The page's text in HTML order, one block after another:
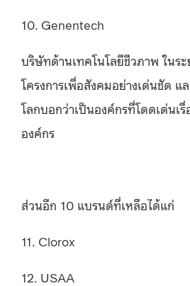
10. Genentech
บริษัทด้านเทคโนโลยีชีวภาพ ในร
โครงการเพื่อสังคมอย่างเด่นชัด
โลกบอกว่าเป็นองค์กรที่โดดเด่นเ
องค์กร
ส่วนอีก 10 แบรนด์ที่เหลือได้แก่
11. Clorox
12. USAA